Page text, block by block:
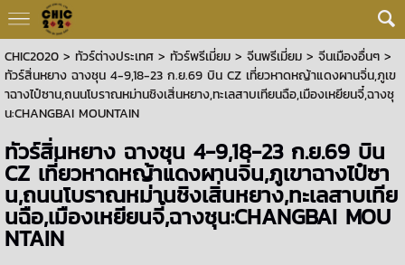
CHIC2020> ทัวร์ต่างประเทศ> ทัวร์พรีเมี่ยม> จีนพรีเมี่ยม> จีนเมืองอื่นๆ>
ทัวร์สิ่นหยาง ฉางชุน 4-9,18-23 ก.ย.69 บิน CZ เที่ยวหาดหญ้าแดงผานจิ่น,ภูเข
าฉางไป๋ซาน,ถนนโบราณหม่านชิงเสิ่นหยาง,ทะเลสาบเทียนฉือ,เมืองเหยียนจี๋,ฉางชุ
น:CHANGBAI MOUNTAIN
ทัวร์สิ่นหยาง ฉางชุน 4-9,18-23 ก.ย.69 บิน
CZ เที่ยวหาดหญ้าแดงผานจิ่น,ภูเขาฉางไป๋ซา
น,ถนนโบราณหม่านชิงเสิ่นหยาง,ทะเลสาบเทีย
นฉือ,เมืองเหยียนจี๋,ฉางชุน:CHANGBAI MOU
NTAIN